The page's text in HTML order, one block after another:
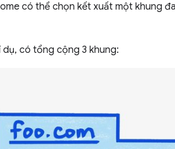
có thể chọn kết xuất một khung
dụ, có tổng cộng 3 khung: